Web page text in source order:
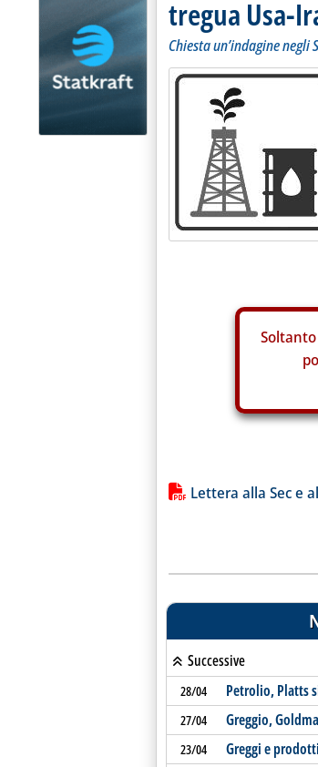
tregua Usa-
Chiesta un’indagine negli
Lista allegati
Lettera alla Sec e
Successive
28/04 Petrolio, Platts
27/04 Greggio,
23/04 Greggi e